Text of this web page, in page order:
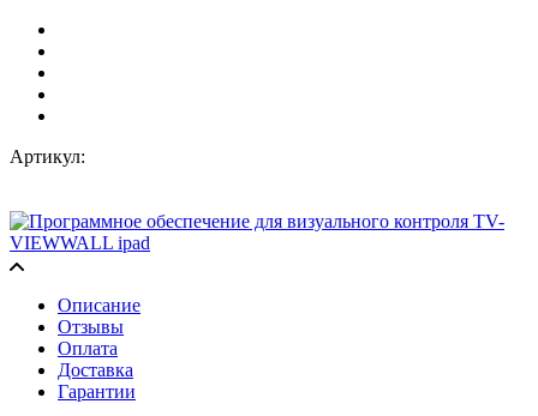
Артикул:
Описание
Отзывы
Оплата
Доставка
Гарантии